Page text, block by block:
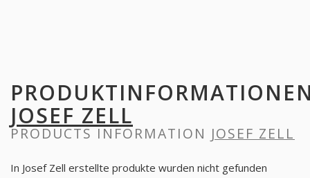
JOSEF ZELL
PRODUCTS INFORMATION JOSEF ZELL
In Josef Zell erstellte produkte wurden nicht gefunden